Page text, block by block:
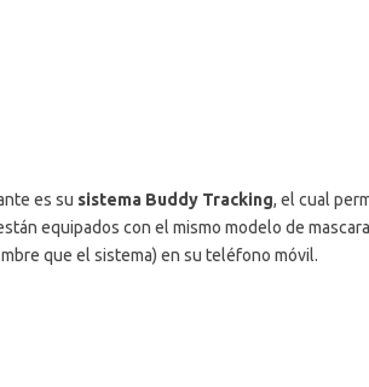
es su sistema Buddy Tracking, el cual
equipados con el mismo modelo de
que el sistema) en su teléfono móvil.